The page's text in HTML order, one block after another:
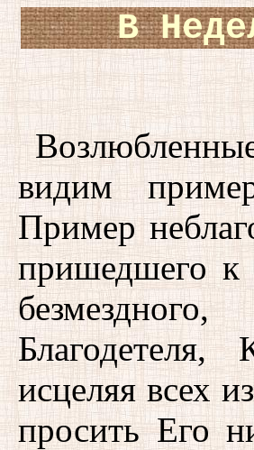
В
видим
Пример
пришедшего к
Благодетеля,
исцеляя всех
просить Его